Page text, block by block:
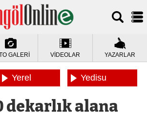
GALERİ VİDEOLAR YAZARLAR
Yerel
Yedisu
dekarlık alana